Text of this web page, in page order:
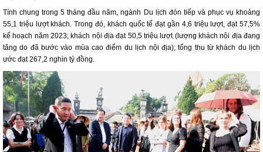
Tính chung trong 5 tháng đầu năm, ngành Du lịch đón tiếp và phục vụ khoảng
55,1 triệu lượt khách. Trong đó, khách quốc tế đạt gần 4,6 triệu lượt, đạt 57,5%
kế hoạch năm 2023; khách nội địa đạt 50,5 triệu lượt (lượng khách nội địa đang
tăng do đã bước vào mùa cao điểm du lịch nội địa); tổng thu từ khách du lịch
ước đạt 267,2 nghìn tỷ đồng.